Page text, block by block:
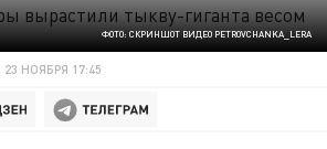
ФОТО: СКРИНШОТ ВИДЕО PETROVCHANKA_LERA
23 НОЯБРЯ 17:45